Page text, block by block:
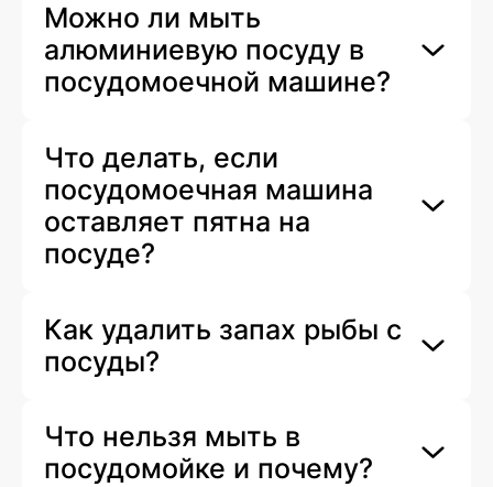
Можно ли мыть
алюминиевую посуду в
посудомоечной машине?
Что делать, если
посудомоечная машина
оставляет пятна на
посуде?
Как удалить запах рыбы с
посуды?
Что нельзя мыть в
посудомойке и почему?